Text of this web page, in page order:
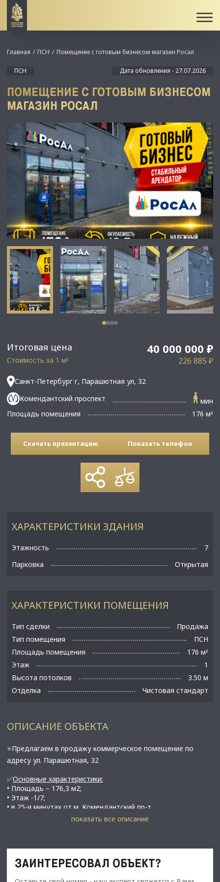
Итоговая цена 40 000 000 ₽
Стоимость за 1 м² 226 885 ₽
Санкт-Петербург г, Парашютная ул, 32
Комендантский проспект
мин
Площадь помещения
176 м²
Главная ПСН Помещение с готовым бизнесом магазин Росал
ПСН Дата обновления - 27.07.2026
ПОМЕЩЕНИЕ С ГОТОВЫМ БИЗНЕСОМ
МАГАЗИН РОСАЛ
Скачать презентацию Показать телефон
ХАРАКТЕРИСТИКИ ПОМЕЩЕНИЯ
Тип сделки
Продажа
Тип помещения
ПСН
Площадь помещения
176 м²
Этаж
1
Высота потолков
3.50 м
Отделка
Чистовая стандарт
ХАРАКТЕРИСТИКИ ЗДАНИЯ
Этажность
7
Парковка
Открытая
ОПИСАНИЕ ОБЪЕКТА
⭐️Предлагаем в продажу коммерческое помещение по
адресу ул. Парашютная, 32
✅Основные характеристики:
• Площадь – 176,3 м2;
• Этаж -1/7;
• в 25-и минутах от м. Комендантский пр-т.
• Арендатор «РосАл»;
• Индексация - 7 % односторонняя
показать все описание
ЗАИНТЕРЕСОВАЛ ОБЪЕКТ?